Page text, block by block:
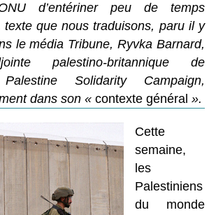
d’entériner peu de temps
texte que nous traduisons, paru il y
le média Tribune,Ryvka Barnard,
palestino-britannique de
Palestine Solidarity Campaign,
dans son « contexte général ».
Cette
semaine,
les
Palestiniens
du monde